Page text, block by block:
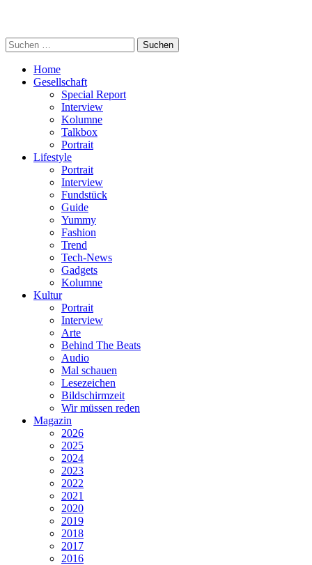
Suchen
nach:
Home
Gesellschaft
Special Report
Interview
Kolumne
Talkbox
Portrait
Lifestyle
Portrait
Interview
Fundstück
Guide
Yummy
Fashion
Trend
Tech-News
Gadgets
Kolumne
Kultur
Portrait
Interview
Arte
Behind The Beats
Audio
Mal schauen
Lesezeichen
Bildschirmzeit
Wir müssen reden
Magazin
2026
2025
2024
2023
2022
2021
2020
2019
2018
2017
2016